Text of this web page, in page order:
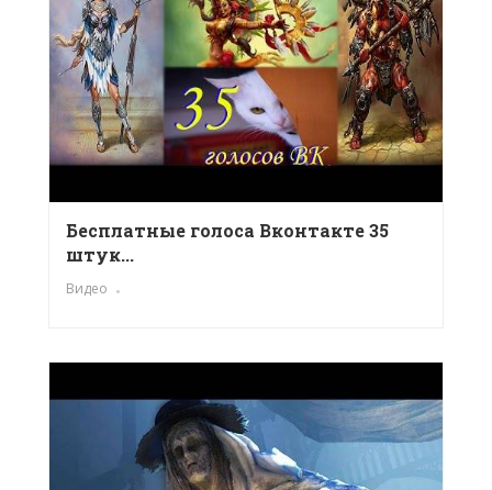
Бесплатные голоса Вконтакте 35
штук...
Видео